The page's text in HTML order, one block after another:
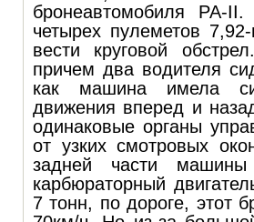
бронеавтомобиля PA-II.
четырех пулеметов
вести круговой
причем два водителя
как машина имела
движения вперед и
одинаковые органы
от узких смотровых
задней части машины
карбюраторный
7 тонн, по дороге, этот